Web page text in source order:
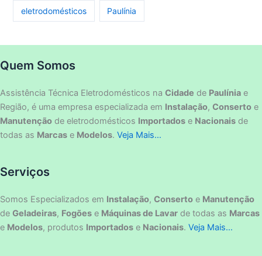
eletrodomésticos Paulínia
Quem Somos
Assistência Técnica Eletrodomésticos na Cidade de Paulínia e
Região, é uma empresa especializada em Instalação, Conserto e
Manutenção de eletrodomésticos Importados e Nacionais de
todas as Marcas e Modelos. Veja Mais…
Serviços
Somos Especializados em Instalação, Conserto e Manutenção
de Geladeiras, Fogões e Máquinas de Lavar de todas as Marcas
e Modelos, produtos Importados e Nacionais. Veja Mais…